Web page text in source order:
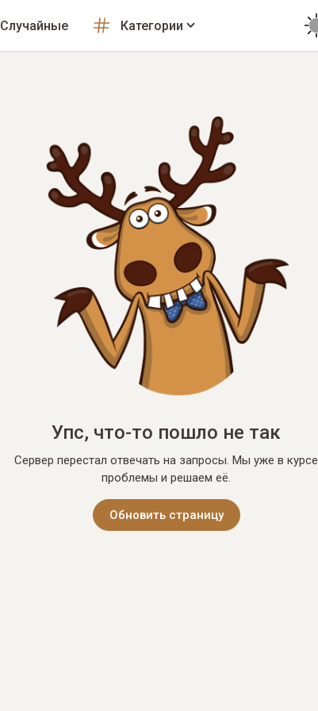
Случайные Категории
Упс, что-то пошло не так
Сервер перестал отвечать на запросы. Мы уже в курсе
проблемы и решаем её.
Обновить страницу